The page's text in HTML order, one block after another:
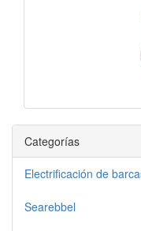
Categorías
Electrificación de
Searebbel